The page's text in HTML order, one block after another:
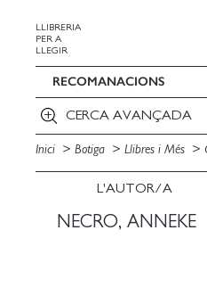
LLIBRERIA
PER A
LLEGIR
RECOMANACIONS
CERCA AVANÇADA
Inici Botiga Llibres i Més
L'AUTOR/A
NECRO, ANNEKE